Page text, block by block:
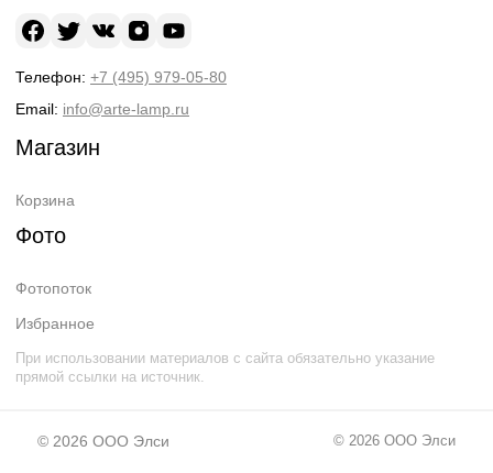
Телефон: +7 (495) 979-05-80
Email: info@arte-lamp.ru
Магазин
Корзина
Фото
Фотопоток
Избранное
При использовании материалов с сайта обязательно указание
прямой ссылки на источник.
© 2026 ООО Элси © 2026 ООО Элси